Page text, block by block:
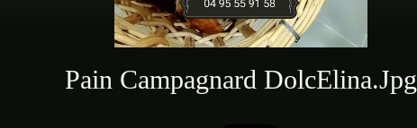
Pain Campagnard DolcElina.jpg